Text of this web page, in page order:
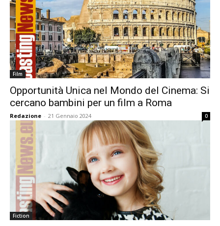
Film
Opportunità Unica nel Mondo del Cinema: Si
cercano bambini per un film a Roma
Redazione - 21 Gennaio 2024 0
Fiction